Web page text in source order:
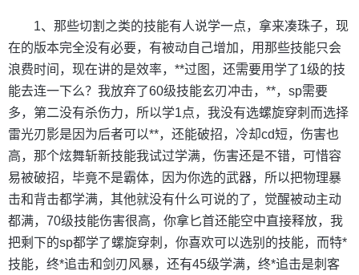
1、那些切割之类的技能有人说学一点，拿来凑珠子，现
在的版本完全没有必要，有被动自己增加，用那些技能只会
浪费时间，现在讲的是效率，**过图，还需要用学了1级的技
能去连一下么？我放弃了60级技能玄刃冲击，**，sp需要
多，第二没有杀伤力，所以学1点，我没有选螺旋穿刺而选择
雷光刃影是因为后者可以**，还能破招，冷却cd短，伤害也
高，那个炫舞斩新技能我试过学满，伤害还是不错，可惜容
易被破招，毕竟不是霸体，因为你选的武器，所以把物理暴
击和背击都学满，其他就没有什么可说的了，觉醒被动主动
都满，70级技能伤害很高，你拿匕首还能空中直接释放，我
把剩下的sp都学了螺旋穿刺，你喜欢可以选别的技能，而特*
技能，终*追击和剑刃风暴，还有45级学满，终*追击是刺客